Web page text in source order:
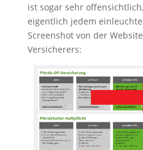
ist sogar sehr
eigentlich jedem
Screenshot von der
Versicherers: